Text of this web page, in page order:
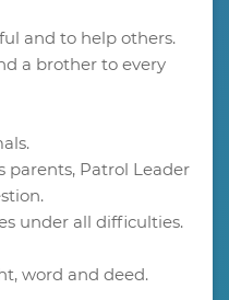
and to help others.
a brother to every
parents, Patrol Leader
under all difficulties.
word and deed.